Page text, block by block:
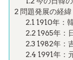
2 問題発展の経緯
2.1 1910年：
2.21965年：
2.3 1982年：
2.4 1991年：